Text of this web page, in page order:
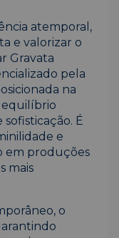
atemporal,
e valorizar o
Gravata
pela
na
É
e
em produções
mais
o